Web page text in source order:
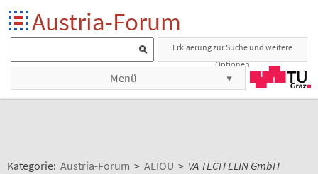
Austria-Forum
Erklaerung zur Suche und weitere
Optionen
Menü
Kategorie: Austria-Forum > AEIOU > VA TECH ELIN GmbH